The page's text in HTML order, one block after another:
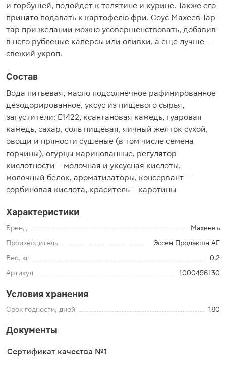
и горбушей, подойдет к телятине и курице. Также его
принято подавать к картофелю фри. Соус Махеев Тар-
тар при желании можно усовершенствовать, добавив
в него рубленые каперсы или оливки, а еще лучше —
свежий укроп.
Состав
Вода питьевая, масло подсолнечное рафинированное
дезодорированное, уксус из пищевого сырья,
загустители: Е1422, ксантановая камедь, гуаровая
камедь, сахар, соль пищевая, яичный желток сухой,
овощи и пряности сушеные (в том числе семена
горчицы), огурцы маринованные, регулятор
кислотности – молочная и уксусная кислоты,
молочный белок, ароматизаторы, консервант –
сорбиновая кислота, краситель – каротины
Характеристики
Бренд
Махеевъ
Производитель
Эссен Продакшн АГ
Вес, кг
0.2
Артикул
1000456130
Условия хранения
Срок годности, дней 180
Документы
Сертификат качества №1